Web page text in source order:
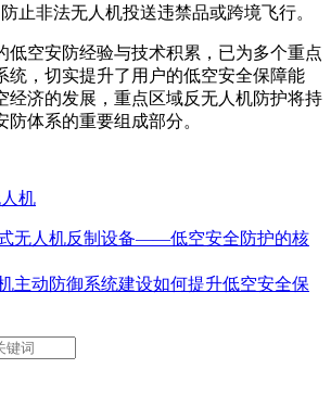
防止非法无人机投送违禁品或跨境飞行。
低空安防经验与技术积累，已为多个重点
统，切实提升了用户的低空安全保障能
经济的发展，重点区域反无人机防护将持
体系的重要组成部分。
机
无人机反制设备——低空安全防护的核
主动防御系统建设如何提升低空安全保